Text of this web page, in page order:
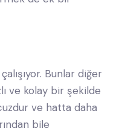
Bunlar diğer
ve kolay bir şekilde
ve hatta daha
bile